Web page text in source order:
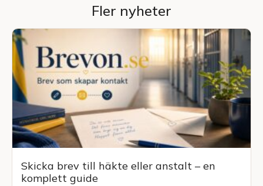
Fler nyheter
Skicka brev till häkte eller anstalt – en
komplett guide